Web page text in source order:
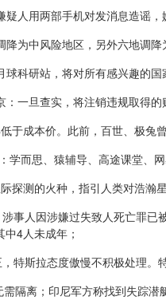
人用两部手机对发消息造谣，
为中风险地区，另外六地调降
科研站，将对所有感兴趣的国
一旦查实，将注销违规取得的
于成本价。此前，百世、极兔
而思、猿辅导、高途课堂、
探测的火种，指引人类对浩瀚
事人因涉嫌过失致人死亡罪
中4人未成年；
特斯拉态度傲慢不积极处理。
隔离；印尼军方称找到失踪潜